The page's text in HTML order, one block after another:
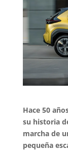
Hace 50
su historia
marcha de
pequeña